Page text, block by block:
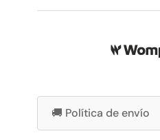
🚚 Política de envío